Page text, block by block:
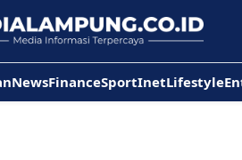
NewsFinanceSportInetLifestyle